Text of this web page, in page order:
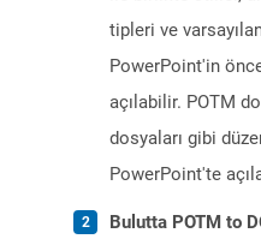
tipleri ve
PowerPoint'in
açılabilir. POTM
dosyaları gibi
PowerPoint'te
Bulutta POTM to